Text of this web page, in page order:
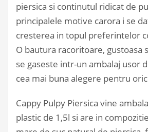
piersica si continutul ridicat de
principalele motive carora i se
cresterea in topul preferintelor
O bautura racoritoare, gustoasa
se gaseste intr-un ambalaj usor
cea mai buna alegere pentru
Cappy Pulpy Piersica vine
plastic de 1,5l si are in